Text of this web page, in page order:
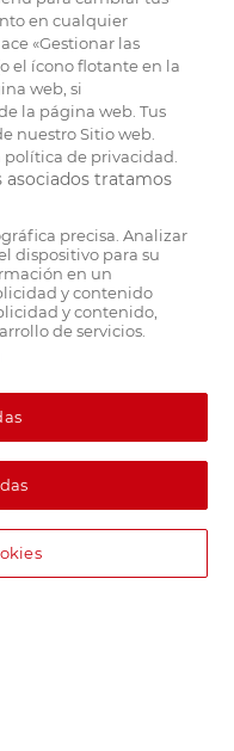
en cualquier
«Gestionar las
el ícono flotante en la
web, si
la página web. Tus
nuestro Sitio web.
política de privacidad.
tratamos
precisa. Analizar
dispositivo para su
en un
y contenido
y contenido,
de servicios.